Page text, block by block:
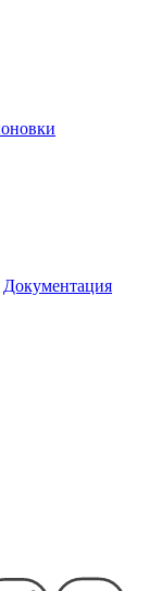
Документация